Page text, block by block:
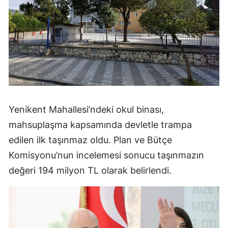
Yenikent Mahallesi’ndeki okul binası,
mahsuplaşma kapsamında devletle trampa
edilen ilk taşınmaz oldu. Plan ve Bütçe
Komisyonu’nun incelemesi sonucu taşınmazın
değeri 194 milyon TL olarak belirlendi.